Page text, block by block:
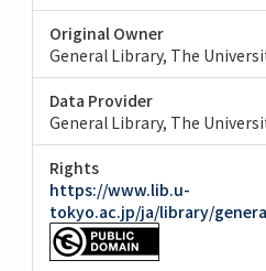
Original Owner
General Library, The
Data Provider
General Library, The
Rights
https://www.lib.u-
tokyo.ac.jp/ja/library/